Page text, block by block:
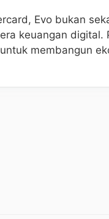
Evo bukan
keuangan digital.
membangun